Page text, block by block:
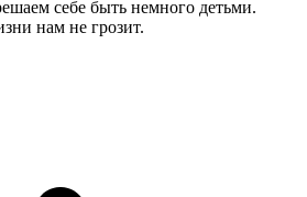
себе быть немного детьми.
нам не грозит.